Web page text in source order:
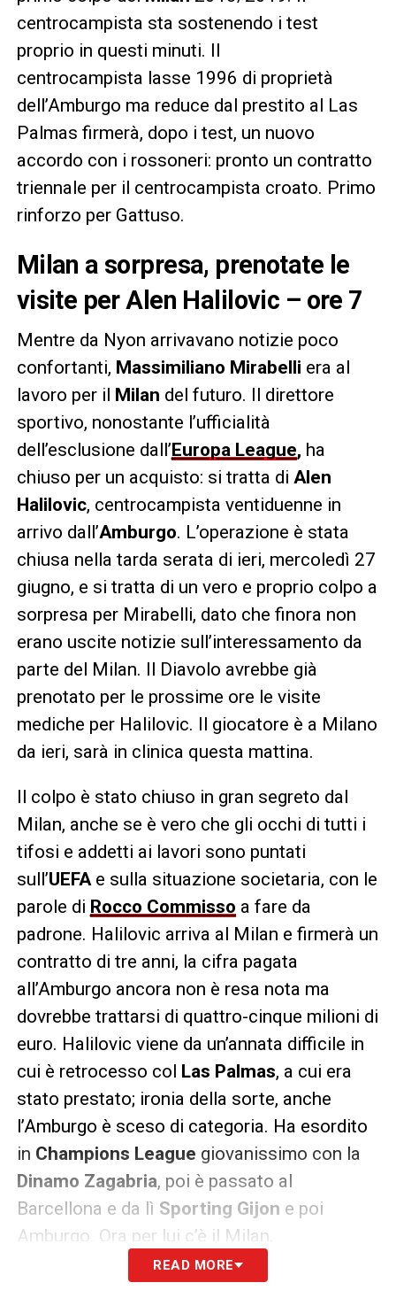
centrocampista sta sostenendo i test
proprio in questi minuti. Il
centrocampista lasse 1996 di proprietà
dell’Amburgo ma reduce dal prestito al Las
Palmas firmerà, dopo i test, un nuovo
accordo con i rossoneri: pronto un contratto
triennale per il centrocampista croato. Primo
rinforzo per Gattuso.
Milan a sorpresa, prenotate le
visite per Alen Halilovic – ore 7
Mentre da Nyon arrivavano notizie poco
confortanti, Massimiliano Mirabelli era al
lavoro per il
Milan del futuro. Il direttore
sportivo, nonostante l’ufficialità
dell’esclusione dall’ Europa League, ha
chiuso per un acquisto: si tratta di Alen
Halilovic, centrocampista ventiduenne in
arrivo dall’Amburgo. L’operazione è stata
chiusa nella tarda serata di ieri, mercoledì 27
giugno, e si tratta di un vero e proprio colpo a
sorpresa per Mirabelli, dato che finora non
erano uscite notizie sull’interessamento da
parte del Milan. Il Diavolo avrebbe già
prenotato per le prossime ore le visite
mediche per Halilovic. Il giocatore è a Milano
da ieri, sarà in clinica questa mattina.
Il colpo è stato chiuso in gran segreto dal
Milan, anche se è vero che gli occhi di tutti i
tifosi e addetti ai lavori sono puntati
sull’UEFAe sulla situazione societaria, con le
parole di Rocco Commisso a fare da
padrone. Halilovic arriva al Milan e firmerà un
contratto di tre anni, la cifra pagata
all’Amburgo ancora non è resa nota ma
dovrebbe trattarsi di quattro-cinque milioni di
euro. Halilovic viene da un’annata difficile in
cui è retrocesso col
Las Palmas, a cui era
stato prestato; ironia della sorte, anche
l’Amburgo è sceso di categoria. Ha esordito
in Champions League giovanissimo con la
Dinamo Zagabria, poi è passato al
Barcellona e da lì Sporting Gijon e poi
Amburgo. Ora per lui c’è il Milan.
READ MORE